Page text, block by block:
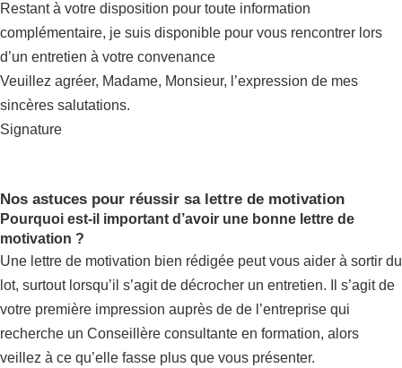
Restant à votre disposition pour toute information
complémentaire, je suis disponible pour vous rencontrer lors
d’un entretien à votre convenance
Veuillez agréer, Madame, Monsieur, l’expression de mes
sincères salutations.
Signature
Nos astuces pour réussir sa lettre de motivation
Pourquoi est-il important d’avoir une bonne lettre de
motivation ?
Une lettre de motivation bien rédigée peut vous aider à sortir du
lot, surtout lorsqu’il s’agit de décrocher un entretien. Il s’agit de
votre première impression auprès de de l’entreprise qui
recherche un Conseillère consultante en formation, alors
veillez à ce qu’elle fasse plus que vous présenter.